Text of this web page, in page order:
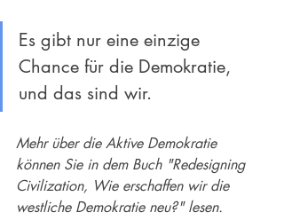
Es gibt nur eine einzige
Chance für die Demokratie,
und das sind wir.
Mehr über die Aktive Demokratie
können Sie in dem Buch "Redesigning
Civilization, Wie erschaffen wir die
westliche Demokratie neu?" lesen.